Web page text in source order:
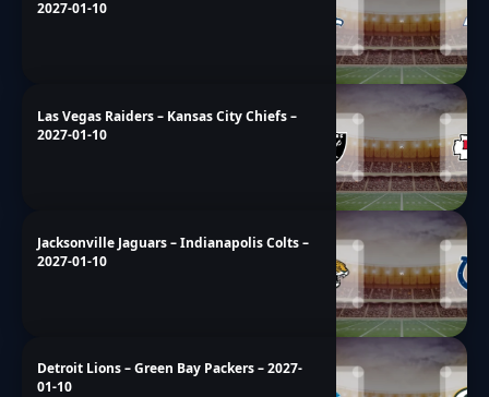
2027-01-10
Las Vegas Raiders – Kansas City Chiefs –
2027-01-10
Jacksonville Jaguars – Indianapolis Colts –
2027-01-10
Detroit Lions – Green Bay Packers – 2027-
01-10